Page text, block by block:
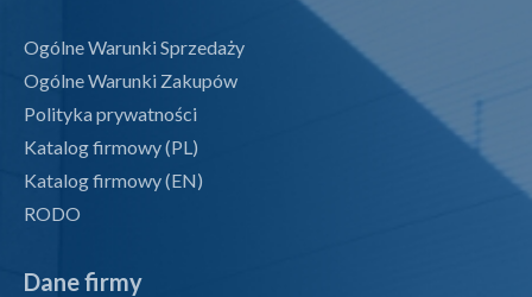
Ogólne Warunki Sprzedaży
Ogólne Warunki Zakupów
Polityka prywatności
Katalog firmowy (PL)
Katalog firmowy (EN)
RODO
Dane firmy